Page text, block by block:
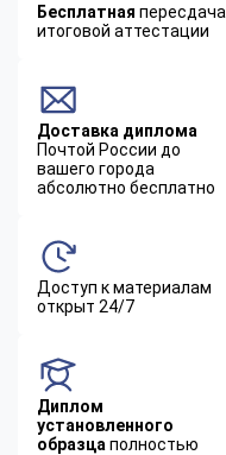
Бесплатная пересдача
итоговой аттестации
Доставка диплома
Почтой России до
вашего города
абсолютно бесплатно
Доступ к материалам
открыт 24/7
Диплом
установленного
образца полностью